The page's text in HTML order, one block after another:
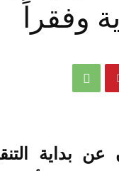
وفقراً
عن بداية